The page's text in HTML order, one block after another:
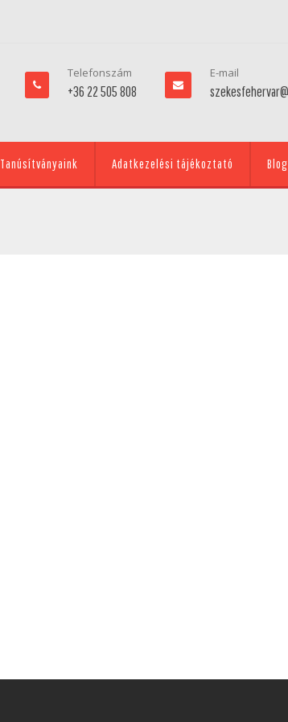
Telefonszám
+36 22 505 808
E-mail
Tanúsítványaink Adatkezelési tájékoztató Blog